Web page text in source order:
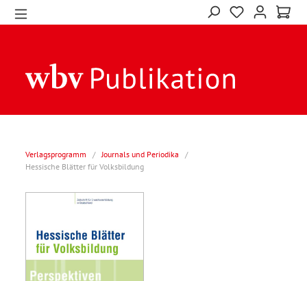
Verlagsprogramm / Journals und Periodika
/
Hessische Blätter für Volksbildung